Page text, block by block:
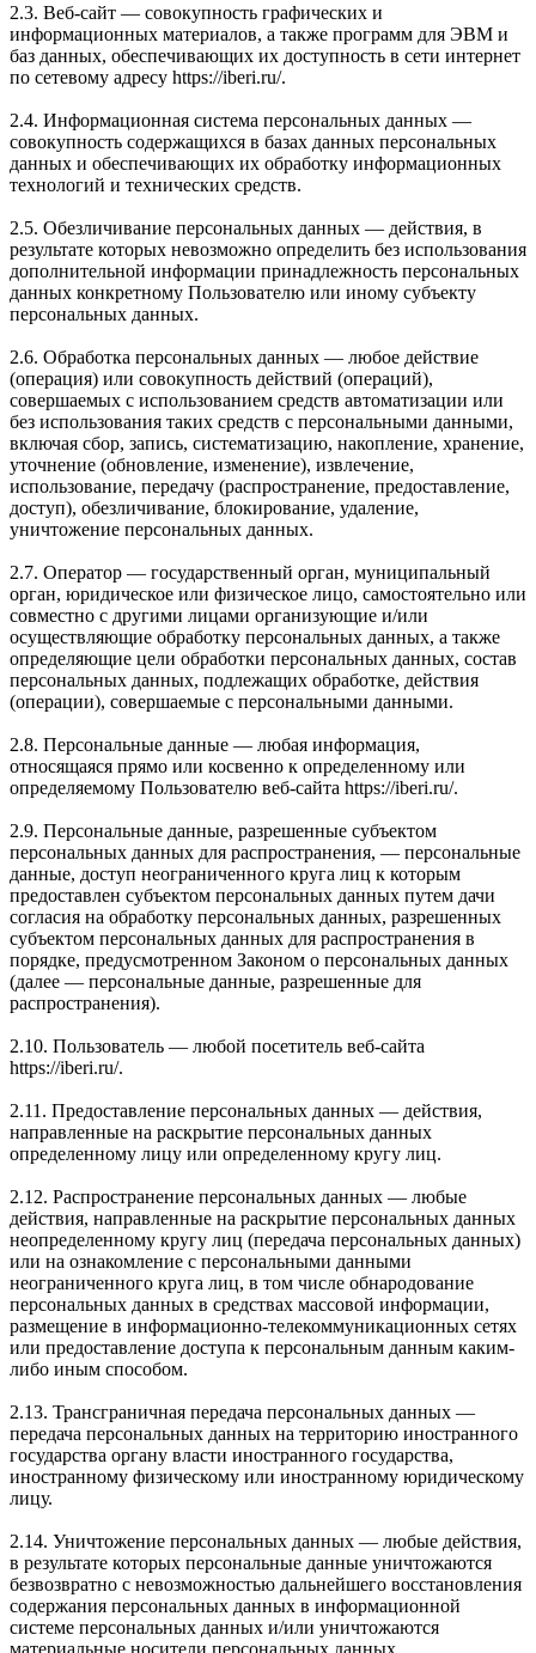
2.3. Веб-сайт — совокупность графических и
информационных материалов, а также программ для ЭВМ и
баз данных, обеспечивающих их доступность в сети интернет
по сетевому адресу https://iberi.ru/.
2.4. Информационная система персональных данных —
совокупность содержащихся в базах данных персональных
данных и обеспечивающих их обработку информационных
технологий и технических средств.
2.5. Обезличивание персональных данных — действия, в
результате которых невозможно определить без использования
дополнительной информации принадлежность персональных
данных конкретному Пользователю или иному субъекту
персональных данных.
2.6. Обработка персональных данных — любое действие
(операция) или совокупность действий (операций),
совершаемых с использованием средств автоматизации или
без использования таких средств с персональными данными,
включая сбор, запись, систематизацию, накопление, хранение,
уточнение (обновление, изменение), извлечение,
использование, передачу (распространение, предоставление,
доступ), обезличивание, блокирование, удаление,
уничтожение персональных данных.
2.7. Оператор — государственный орган, муниципальный
орган, юридическое или физическое лицо, самостоятельно или
совместно с другими лицами организующие и/или
осуществляющие обработку персональных данных, а также
определяющие цели обработки персональных данных, состав
персональных данных, подлежащих обработке, действия
(операции), совершаемые с персональными данными.
2.8. Персональные данные — любая информация,
относящаяся прямо или косвенно к определенному или
определяемому Пользователю веб-сайта https://iberi.ru/.
2.9. Персональные данные, разрешенные субъектом
персональных данных для распространения, — персональные
данные, доступ неограниченного круга лиц к которым
предоставлен субъектом персональных данных путем дачи
согласия на обработку персональных данных, разрешенных
субъектом персональных данных для распространения в
порядке, предусмотренном Законом о персональных данных
(далее — персональные данные, разрешенные для
распространения).
2.10. Пользователь — любой посетитель веб-сайта
https://iberi.ru/.
2.11. Предоставление персональных данных — действия,
направленные на раскрытие персональных данных
определенному лицу или определенному кругу лиц.
2.12. Распространение персональных данных — любые
действия, направленные на раскрытие персональных данных
неопределенному кругу лиц (передача персональных данных)
или на ознакомление с персональными данными
неограниченного круга лиц, в том числе обнародование
персональных данных в средствах массовой информации,
размещение в информационно-телекоммуникационных сетях
или предоставление доступа к персональным данным каким-
либо иным способом.
2.13. Трансграничная передача персональных данных —
передача персональных данных на территорию иностранного
государства органу власти иностранного государства,
иностранному физическому или иностранному юридическому
лицу.
2.14. Уничтожение персональных данных — любые действия,
в результате которых персональные данные уничтожаются
безвозвратно с невозможностью дальнейшего восстановления
содержания персональных данных в информационной
системе персональных данных и/или уничтожаются
материальные носители персональных данных.